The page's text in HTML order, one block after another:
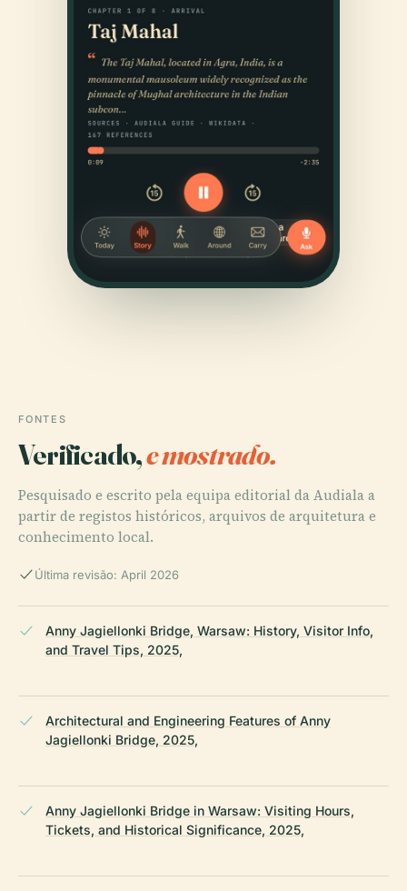
FONTES
Verificado,e mostrado.
Pesquisado e escrito pela equipa editorial da Audiala a
partir de registos históricos, arquivos de arquitetura e
conhecimento local.
Última revisão: April 2026
Anny Jagiellonki Bridge, Warsaw: History, Visitor Info,
and Travel Tips, 2025,
Architectural and Engineering Features of Anny
Jagiellonki Bridge, 2025,
Anny Jagiellonki Bridge in Warsaw: Visiting Hours,
Tickets, and Historical Significance, 2025,